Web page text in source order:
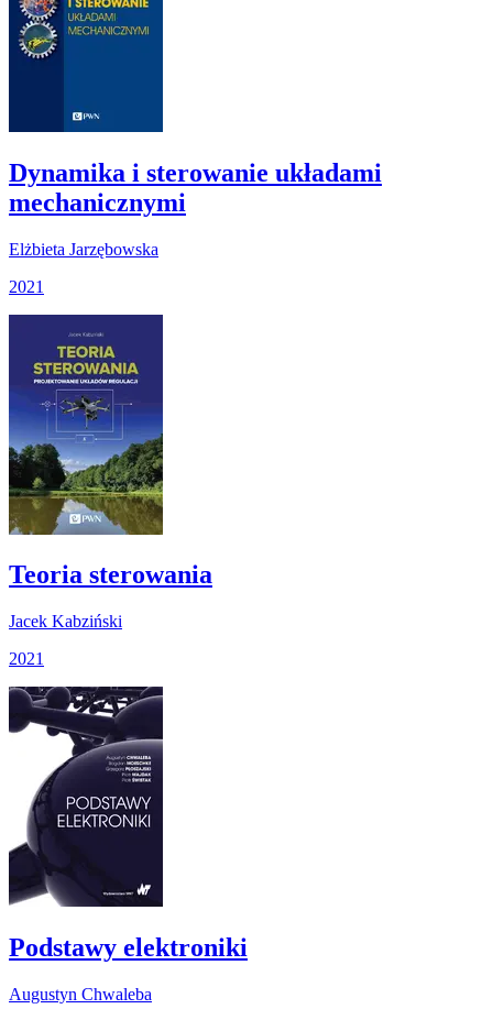
Dynamika i sterowanie układami
mechanicznymi
Elżbieta Jarzębowska
2021
Teoria sterowania
Jacek Kabziński
2021
Podstawy elektroniki
Augustyn Chwaleba